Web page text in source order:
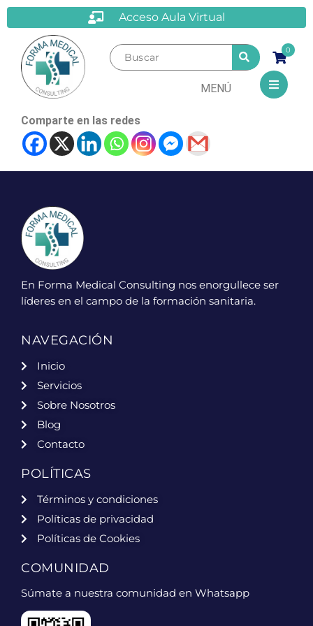
Acceso Aula Virtual
0
MENÚ
Comparte en las redes
En Forma Medical Consulting nos enorgullece ser
líderes en el campo de la formación sanitaria.
NAVEGACIÓN
Inicio
Servicios
Sobre Nosotros
Blog
Contacto
POLÍTICAS
Términos y condiciones
Políticas de privacidad
Políticas de Cookies
COMUNIDAD
Súmate a nuestra comunidad en Whatsapp